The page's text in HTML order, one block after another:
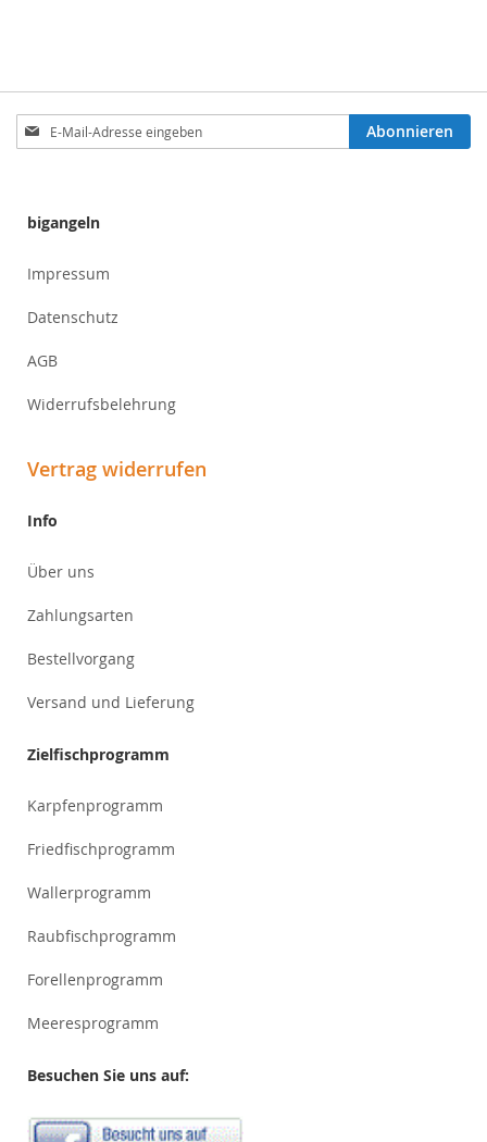
Anmeldung
zum
Abonnieren
bigangeln
Impressum
Datenschutz
AGB
Widerrufsbelehrung
Vertrag widerrufen
Info
Über uns
Zahlungsarten
Bestellvorgang
Versand und Lieferung
Zielfischprogramm
Karpfenprogramm
Friedfischprogramm
Wallerprogramm
Raubfischprogramm
Forellenprogramm
Meeresprogramm
Besuchen Sie uns auf: